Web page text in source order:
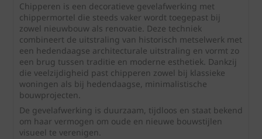
Chipperen is een decoratieve gevelafwerking met
chippermortel die steeds vaker wordt toegepast bij
zowel nieuwbouw als renovatie. Deze techniek
combineert de uitstraling van historisch metselwerk met
een hedendaagse architecturale uitstraling en vormt zo
een brug tussen traditie en moderne esthetiek. Dankzij
die veelzijdigheid past chipperen zowel bij klassieke
woningen als bij hedendaagse, minimalistische
bouwprojecten.
De gevelafwerking is duurzaam, tijdloos en staat bekend
om haar vermogen om oude en nieuwe bouwstijlen
visueel te verenigen.